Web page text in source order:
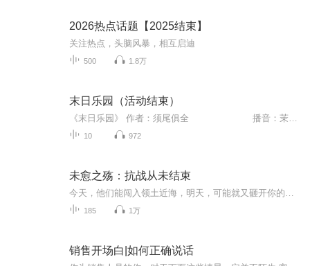
2026热点话题【2025结束】
关注热点，头脑风暴，相互启迪
500 1.8万
末日乐园（活动结束）
10 972
未愈之殇：抗战从未结束
185 1万
销售开场白|如何正确说话